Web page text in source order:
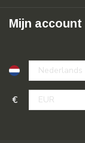
Mijn account
€